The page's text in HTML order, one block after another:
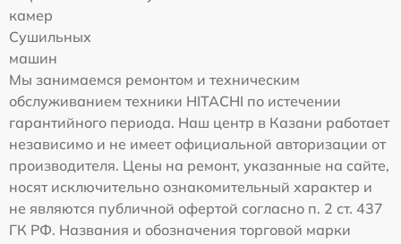
камер
Сушильных
машин
Мы занимаемся ремонтом и техническим
обслуживанием техники HITACHI по истечении
гарантийного периода. Наш центр в Казани работает
независимо и не имеет официальной авторизации от
производителя. Цены на ремонт, указанные на сайте,
носят исключительно ознакомительный характер и
не являются публичной офертой согласно п. 2 ст. 437
ГК РФ. Названия и обозначения торговой марки